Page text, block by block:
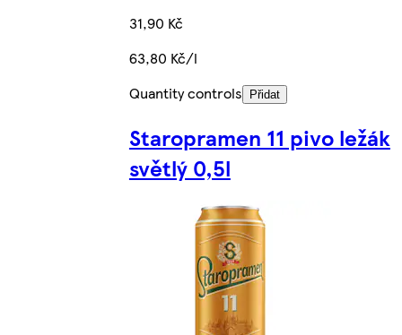
31,90 Kč
63,80 Kč/l
Quantity controls
Přidat
Staropramen 11 pivo ležák
světlý 0,5l